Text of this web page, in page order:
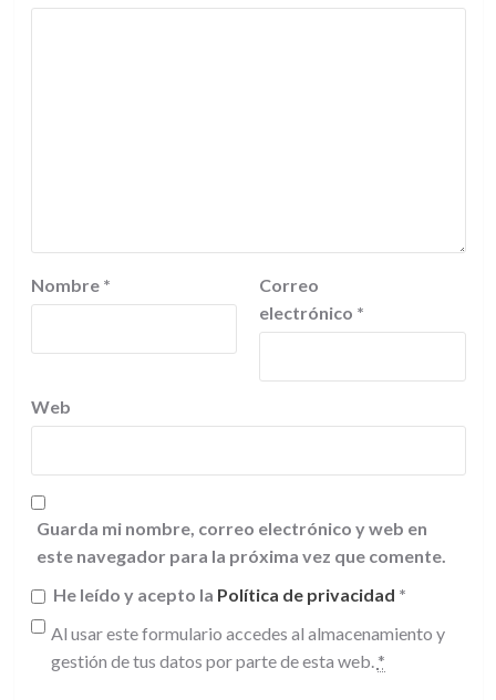
Nombre *
Correo
electrónico *
Web
Guarda mi nombre, correo electrónico y web en
este navegador para la próxima vez que comente.
He leído y acepto la Política de privacidad *
Al usar este formulario accedes al almacenamiento y
gestión de tus datos por parte de esta web. *